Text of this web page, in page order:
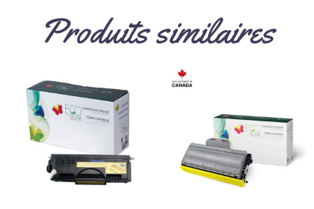
Produits similaires